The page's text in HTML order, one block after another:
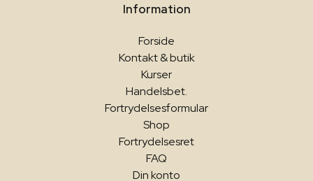
Information
Forside
Kontakt & butik
Kurser
Handelsbet.
Fortrydelsesformular
Shop
Fortrydelsesret
FAQ
Din konto